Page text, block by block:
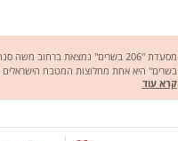
בשרים" היא אחת מחלוצות המטבח
עסיסים וטעימים ממגוון סוגים: כבש, עוף, בקר
המנות תוכלו לבחור להזמין בפיתה או
בימים א'-ש' בין 12:00-23:00
קרא עוד